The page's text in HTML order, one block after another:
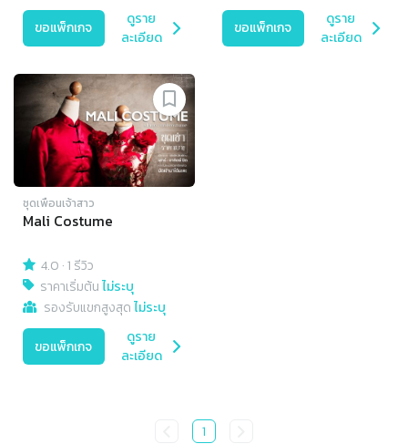
ขอแพ็กเกจ
ดูราย
ละเอียด
ขอแพ็กเกจ
ดูราย
ละเอียด
ชุดเพื่อนเจ้าสาว
Mali Costume
4.0 ·1 รีวิว
ราคาเริ่มต้นไม่ระบุ
รองรับแขกสูงสุดไม่ระบุ
ขอแพ็กเกจ
ดูราย
ละเอียด
1